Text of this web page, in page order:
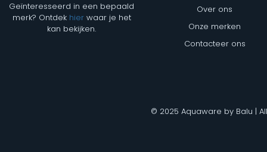
Geïnteresseerd in een bepaald
merk? Ontdek hierwaar je het
kan bekijken.
Over ons
Onze merken
Contacteer ons
© 2025 Aquaware by Balu |